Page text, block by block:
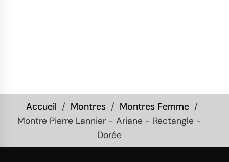
Accueil Montres
Montres Femme
Montre Pierre Lannier - Ariane - Rectangle -
Dorée